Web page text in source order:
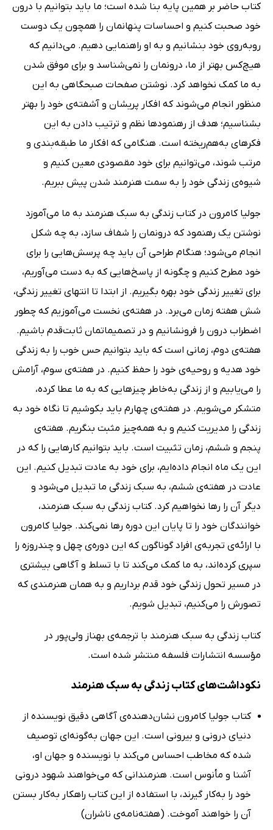
کتاب حاضر بر همین پایه بنا شده است؛ ما باید بتوانیم با درون
خود صحبت کنیم و احساسات پنهانمان را همچون یک دوست
روبه‌روی خود بنشانیم و به او راهنمایی دهیم. می‌دانیم که
هیچ‌کس بهتر از ما، درونمان را نمی‌شناسد و برای موفق شدن
به ما کمک نخواهد کرد. نوشتن صفحات صبحگاهی به این
منظور انجام می‌شوند که افکار پریشان و آشفته‌ی خود را بهتر
بشناسیم؛ هدف از رهنمودها نظم و ترتیب دادن به این
فکرهای به‌هم‌ریخته است. هنگامی که افکار ما طبقه‌بندی و
مرتب شوند، می‌توانیم برای خود مقصودی معین کنیم و
شیوه‌ی زندگی خود را به سمت هنرمند شدن پیش ببریم.
جولیا کامرون در کتاب زندگی به سبک هنرمند به ما می‌آموزد
نوشتن یک رهنمود که درونمان را شفاف سازد، به چه شکل
انجام می‌شود؛ هنگام طراحی آن باید چه پرسش‌هایی را برای
خود مطرح کنیم و چگونه از پاسخ‌هایی که به دست می‌آوریم،
برای تغییر زندگی خود بهره بگیریم. از ابتدا تا انتهای تغییر زندگی،
شش هفته زمان می‌برد. در هفته‌ی نخست می‌آموزیم که چطور
اضطراب درون را فرونشانیم و در تصمیماتمان ثابت‌قدم باشیم.
هفته‌ی دوم، زمانی است که باید بتوانیم حس خوب را به زندگی
خود هدیه و روحیه‌ی خود را حفظ کنیم. در هفته‌ی سوم، آرامش
را می‌یابیم و از زندگی به‌خاطر چیزهایی که به ما عطا کرده،
متشکر می‌شویم. در هفته‌ی چهارم باید بکوشیم تا نگاه خود به
زندگی را مدیریت کنیم و به همه‌چیز مثبت بنگریم. هفته‌ی
پنجم و ششم، زمان تثبیت است. باید بتوانیم کارهایی را که در
این یک ماه انجام داده‌ایم، برای خود به عادت تبدیل کنیم. این
عادت در هفته‌ی ششم، به سبک زندگی ما تبدیل می‌شود و
دیگر آن را رها نخواهیم کرد. کتاب زندگی به سبک هنرمند،
خوانندگان خود را تا پایان این دوره رها نمی‌کند. جولیا کامرون
با ارائه‌ی تجربه‌ی افراد گوناگون که این دوره‌ی چهل و چندروزه را
سپری کرده‌اند، به ما کمک می‌کند تا با تسلط و آگاهی بیشتری
در مسیر تحول زندگی خود قدم برداریم و به همان هنرمندی که
تصورش را می‌کنیم، تبدیل شویم.
کتاب زندگی به سبک هنرمند با ترجمه‌ی بهناز ولی‌پور در
مؤسسه انتشارات فلسفه منتشر شده است.
نکوداشت‌های کتاب زندگی به سبک هنرمند
کتاب جولیا کامرون نشان‌دهنده‌ی آگاهی دقیق نویسنده از
دنیای درونی و بیرونی است. این جهان به‌گونه‌ای توصیف
شده که مخاطب احساس می‌کند با نویسنده و جهان او،
آشنا و مأنوس است. هنرمندانی که می‌خواهند شهود درونی
خود را به‌کار گیرند، با استفاده از این کتاب راهکار به‌کار بستن
آن را خواهند آموخت. (هفته‌نامه‌ی ناشران)